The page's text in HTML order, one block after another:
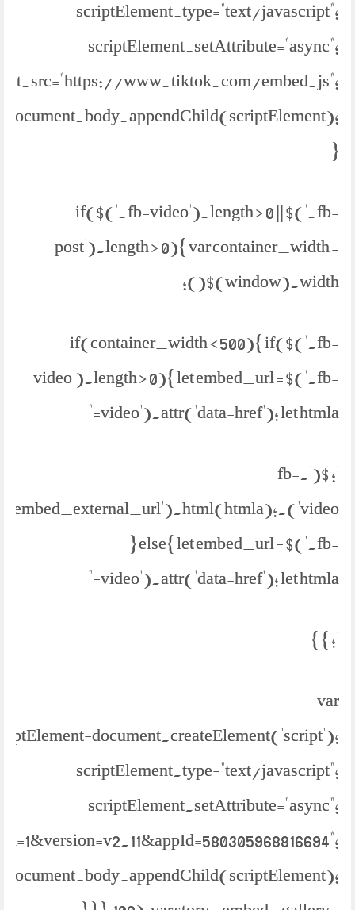
scriptElement.type="text/javascript";
scriptElement.setAttribute="async";
www.tiktok.com/embed.js";
document.body.appendChild(scriptElement);
}
if($('.fb-video').length > 0 || $('.fb-
post').length > 0){ var container_width =
$(window).width();
if(container_width < 500){ if($('.fb-
video').length > 0){ let embed_url = $('.fb-
video').attr('data-href'); let htmla="
'; $('.fb-
} else{ let embed_url = $('.fb-
video').attr('data-href'); let htmla="
'; } }
var
scriptElement.type="text/javascript";
scriptElement.setAttribute="async";
document.body.appendChild(scriptElement);